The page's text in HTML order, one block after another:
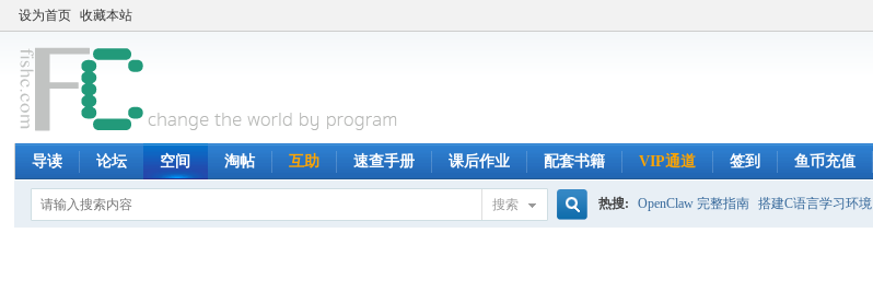
设为首页 收藏本站
导读 论坛 空间 淘帖 互助 速查手册 课后作业 配套书籍 VIP通道 签到 鱼币充值
搜索 热搜: OpenClaw 完整指南 搭建C语言学习环境